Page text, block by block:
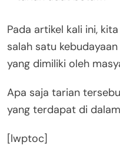
Pada artikel kali ini,
salah satu
yang dimiliki oleh
Apa saja tarian
yang terdapat di
[lwptoc]